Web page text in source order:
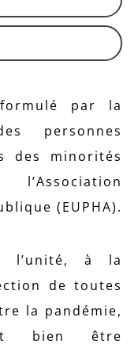
par la
personnes
des minorités
(EUPHA).
l’unité, à la
de toutes
la pandémie,
bien être